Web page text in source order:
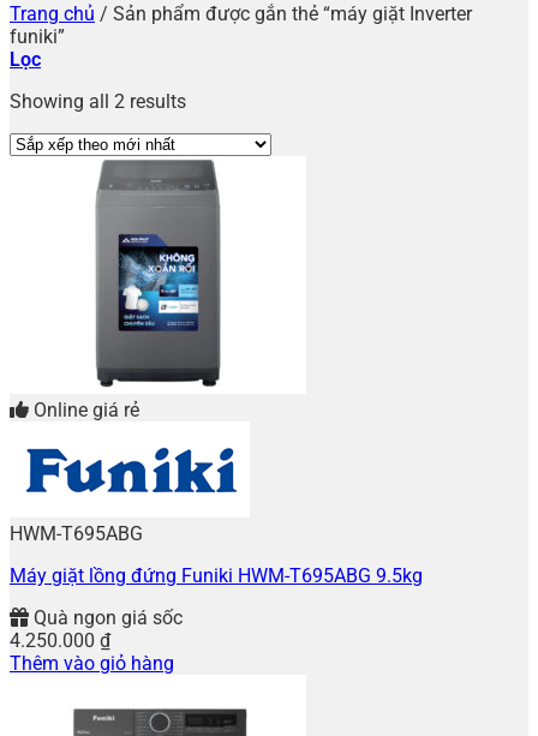
Trang chủ / Sản phẩm được gắn thẻ “máy giặt Inverter
funiki”
Lọc
Showing all 2 results
Online giá rẻ
HWM-T695ABG
Máy giặt lồng đứng Funiki HWM-T695ABG 9.5kg
Quà ngon giá sốc
4.250.000 ₫
Thêm vào giỏ hàng